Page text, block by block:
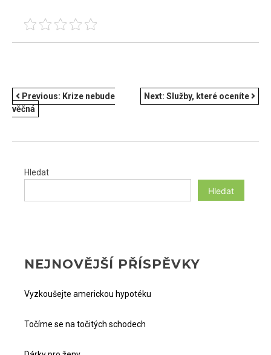
NAVIGACE
PRO
Previous: Krize nebude
věčná
Next: Služby, které oceníte
Hledat
Hledat
NEJNOVĚJŠÍ PŘÍSPĚVKY
Vyzkoušejte americkou hypotéku
Točíme se na točitých schodech